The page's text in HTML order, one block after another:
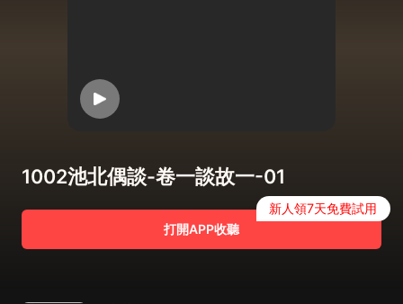
1002池北偶談-卷一談故一-01
打開APP收聽
新人領7天免費試用